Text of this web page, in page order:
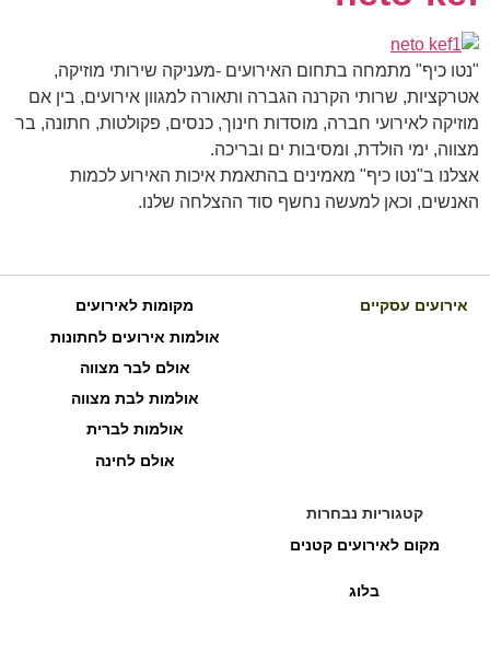
"נטו כיף" מתמחה בתחום האירועים -מעניקה שירותי מוזיקה,
אטרקציות, שרותי הקרנה הגברה ותאורה למגוון אירועים, בין אם
מוזיקה לאירועי חברה, מוסדות חינוך, כנסים, פקולטות, חתונה, בר
מצווה, ימי הולדת, ומסיבות ים ובריכה.
אצלנו ב"נטו כיף" מאמינים בהתאמת איכות האירוע לכמות
האנשים, וכאן למעשה נחשף סוד ההצלחה שלנו.
אירועים עסקיים
מקומות לאירועים
אולמות אירועים לחתונות
אולם לבר מצווה
אולמות לבת מצווה
אולמות לברית
אולם לחינה
קטגוריות נבחרות
מקום לאירועים קטנים
בלוג